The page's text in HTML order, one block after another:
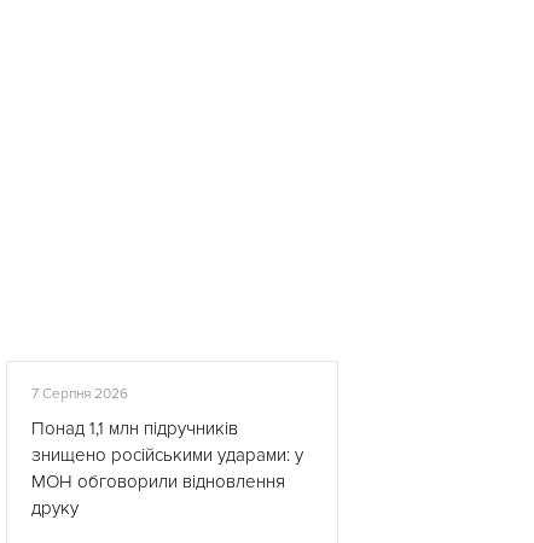
7 Серпня 2026
Понад 1,1 млн підручників
знищено російськими ударами: у
МОН обговорили відновлення
друку